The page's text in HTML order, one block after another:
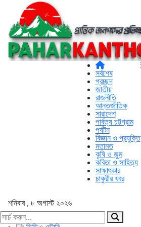
সর্বশেষ
প্রচ্ছদ
জাতীয়
রাজনীতি
আন্তর্জাতিক
সারাদেশ
পার্বত্য চট্টগ্রাম
পর্যটন
বিজ্ঞান ও প্রযুক্তি
মতামত
কৃষি ও জুম
কবিতা ও সাহিত্য
সাক্ষাৎকার
চাকুরীর খবর
শনিবার , ৮ অগাস্ট ২০২৬